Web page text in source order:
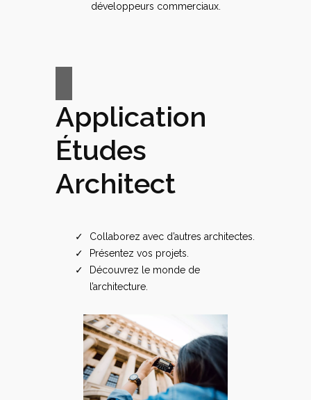
développeurs commerciaux.
Application
Études
Architect
Collaborez avec d’autres architectes.
Présentez vos projets.
Découvrez le monde de
l’architecture.